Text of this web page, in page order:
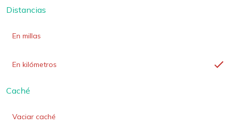
Distancias
En millas
En kilómetros
Caché
Vaciar caché